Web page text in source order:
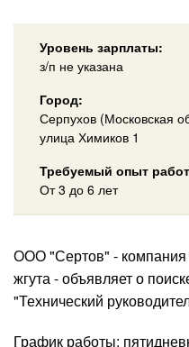
Уровень зарплаты:
з/п не указана
Город:
Серпухов (Московская
улица Химиков 1
Требуемый опыт
От 3 до 6 лет
ООО "Сертов" - компания
жгута - объявляет о
"Технический
График работы: